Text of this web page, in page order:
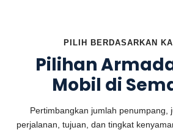
PILIH BERDASARKAN
Pilihan
Mobil di
Pertimbangkan jumlah penumpang,
perjalanan, tujuan, dan tingkat